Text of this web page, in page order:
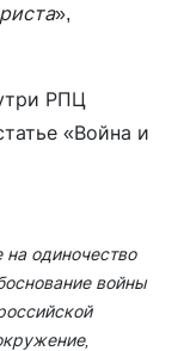
»,
РПЦ
«Война и
на одиночество
войны